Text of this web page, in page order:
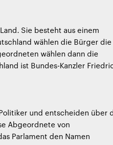
Sie besteht aus einem
wählen die Bürger die
wählen dann die
ist Bundes-Kanzler
und entscheiden über
Abgeordnete von
Parlament den Namen